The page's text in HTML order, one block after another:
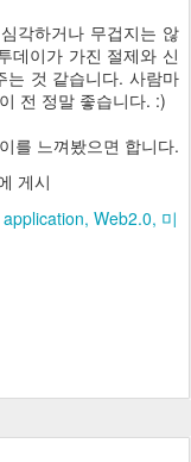
각하거나 무겁지는 않
데이가 가진 절제와 신
는 것 같습니다. 사람마
전 정말 좋습니다. :)
를 느껴봤으면 합니다.
게시
Web2.0 미